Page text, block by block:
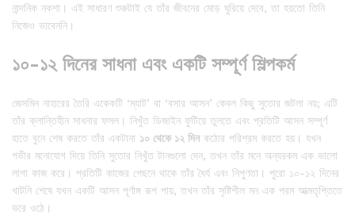
নান্দনিক নকশা। এই সাধারণ শুরুটাই যে তাঁর জীবনের মোড় ঘুরিয়ে দেবে, তা হয়তো তিনি
নিজেও ভাবেননি।
১০-১২ দিনের সাধনা এবং একটি সম্পূর্ণ শিল্পকর্ম
জেসমিন নাহারের তৈরি একেকটি ‘ম্যাট’ বা ‘বসার আসন’ কেবল কিছু সুতোর জটলা নয়; এটি
তাঁর ক্লান্তিহীন সাধনার ফসল। নিখুঁত ডিজাইন ফুটিয়ে তুলতে এবং প্রতিটি আসন সম্পূর্ণ
হাতে বুনে শেষ করতে তাঁর একটানা ১০ থেকে ১২ দিনকঠোর পরিশ্রম করতে হয়। যখন
গভীর মনোযোগ দিয়ে তিনি সুতোর নিখুঁত টানগুলো দেন, তখন তাঁর মনে অন্যরকম এক ভালো
লাগা কাজ করে। প্রতিটি কাজের পেছনে থাকে তাঁর ধৈর্য এবং নিপুণতা। পুরো ১০-১২ দিনের
খাটনি শেষে যখন একটি আসন পূর্ণাঙ্গ রূপ পায়, তখন তাঁর সৃষ্টিশীল মন এক পরম আত্মতৃপ্তিতে
ভরে ওঠে।